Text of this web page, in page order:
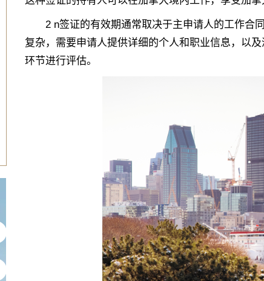
2 n签证的有效期通常取决于主申请人的工作合同
复杂，需要申请人提供详细的个人和职业信息，以
环节进行评估。